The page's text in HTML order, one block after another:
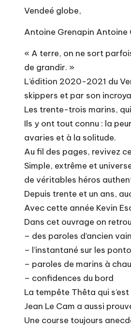
Vendeé globe,
Antoine Grenapin Antoine
« A terre, on ne sort
de grandir. »
L’édition 2020-2021 du
skippers et par son
Les trente-trois marins,
Ils y ont tout connu : la
avaries et à la solitude.
Au fil des pages, revivez
Simple, extrême et
de véritables héros
Depuis trente et un ans,
Avec cette année Kevin
Dans cet ouvrage on
– des paroles d’ancien
– l’instantané sur les
– paroles de marins à
– confidences du bord
La tempête Thêta qui
Jean Le Cam a aussi
Une course toujours